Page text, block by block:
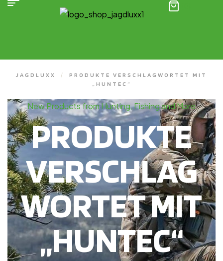
JAGDLUXX /
PRODUKTE VERSCHLAGWORTET MIT
„HUNTEC“
New Products from Hunting, Fishing and More
PRODUKTE
VERSCHLAG
WORTET MIT
„HUNTEC“